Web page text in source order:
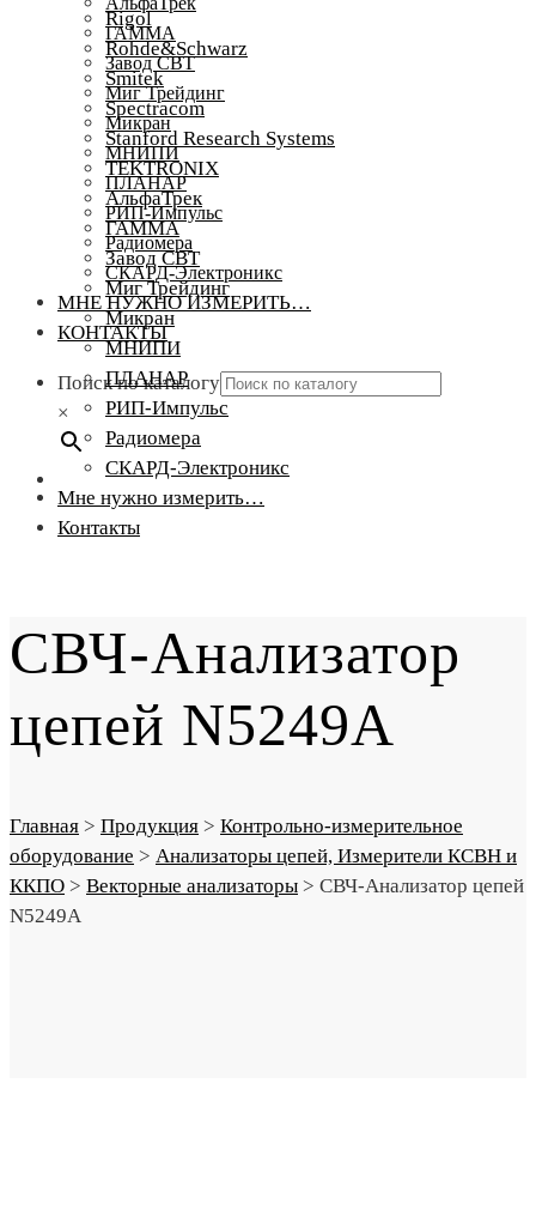
ГАММА
Завод СВТ
Миг Трейдинг
Микран
МНИПИ
ПЛАНАР
РИП-Импульс
Радиомера
СКАРД-Электроникс
МНЕ НУЖНО ИЗМЕРИТЬ…
КОНТАКТЫ
Поиск по каталогу
×
Rigol
Rohde&Schwarz
Smitek
Spectracom
Stanford Research Systems
TEKTRONIX
АльфаТрек
ГАММА
Завод СВТ
Миг Трейдинг
Микран
МНИПИ
ПЛАНАР
РИП-Импульс
Радиомера
СКАРД-Электроникс
Мне нужно измерить…
Контакты
СВЧ-Анализатор
цепей N5249A
Главная > Продукция > Контрольно-измерительное
оборудование > Анализаторы цепей, Измерители КСВН и
ККПО > Векторные анализаторы > СВЧ-Анализатор цепей
N5249A